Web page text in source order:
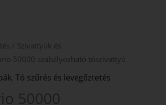
/ Szivattyúk és
50000 szabályozható tószivattyú
,Tó szűrés és levegőztetés
50000